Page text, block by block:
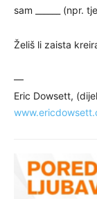
sam ______ (npr.
Želiš li zaista
—
Eric Dowsett,